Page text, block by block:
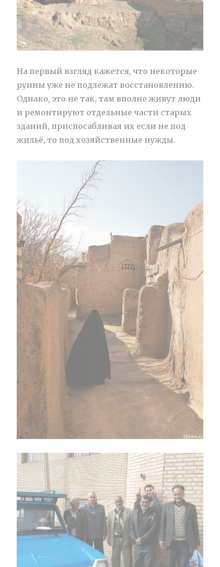
На первый взгляд кажется, что некоторые
руины уже не подлежат восстановлению.
Однако, это не так, там вполне живут люди
и ремонтируют отдельные части старых
зданий, приспосабливая их если не под
жильё, то под хозяйственные нужды.